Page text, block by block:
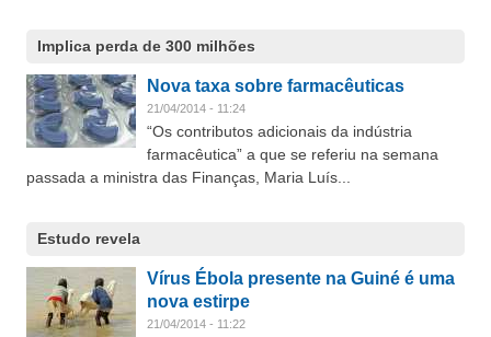
Implica perda de 300 milhões
Nova taxa sobre farmacêuticas
21/04/2014 - 11:24
“Os contributos adicionais da indústria
farmacêutica” a que se referiu na semana
passada a ministra das Finanças, Maria Luís...
Estudo revela
Vírus Ébola presente na Guiné é uma
nova estirpe
21/04/2014 - 11:22